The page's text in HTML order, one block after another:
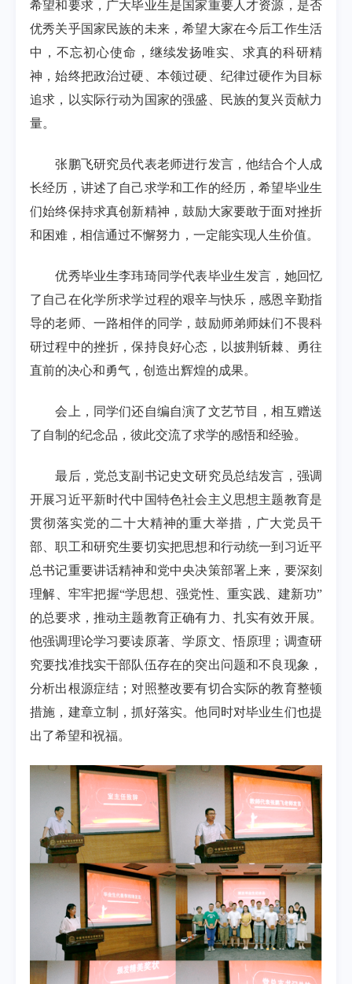
希望和要求，广大毕业生是国家重要人才资源，是否
优秀关乎国家民族的未来，希望大家在今后工作生活
中，不忘初心使命，继续发扬唯实、求真的科研精
神，始终把政治过硬、本领过硬、纪律过硬作为目标
追求，以实际行动为国家的强盛、民族的复兴贡献力
量。
张鹏飞研究员代表老师进行发言，他结合个人成
长经历，讲述了自己求学和工作的经历，希望毕业生
们始终保持求真创新精神，鼓励大家要敢于面对挫折
和困难，相信通过不懈努力，一定能实现人生价值。
优秀毕业生李玮琦同学代表毕业生发言，她回忆
了自己在化学所求学过程的艰辛与快乐，感恩辛勤指
导的老师、一路相伴的同学，鼓励师弟师妹们不畏科
研过程中的挫折，保持良好心态，以披荆斩棘、勇往
直前的决心和勇气，创造出辉煌的成果。
会上，同学们还自编自演了文艺节目，相互赠送
了自制的纪念品，彼此交流了求学的感悟和经验。
最后，党总支副书记史文研究员总结发言，强调
开展习近平新时代中国特色社会主义思想主题教育是
贯彻落实党的二十大精神的重大举措，广大党员干
部、职工和研究生要切实把思想和行动统一到习近平
总书记重要讲话精神和党中央决策部署上来，要深刻
理解、牢牢把握“学思想、强党性、重实践、建新功”
的总要求，推动主题教育正确有力、扎实有效开展。
他强调理论学习要读原著、学原文、悟原理；调查研
究要找准找实干部队伍存在的突出问题和不良现象，
分析出根源症结；对照整改要有切合实际的教育整顿
措施，建章立制，抓好落实。他同时对毕业生们也提
出了希望和祝福。